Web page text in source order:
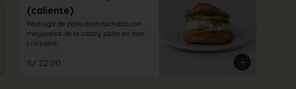
(caliente)
Pechuga de pollo deshilachado con
mayonesa de la casay palta en pan
croissant.
S/ 22.00